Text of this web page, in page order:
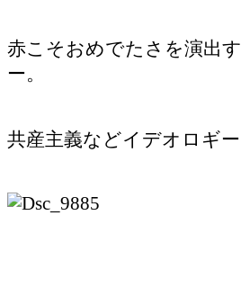
赤こそおめでたさを演出
ー。
共産主義などイデオロギー